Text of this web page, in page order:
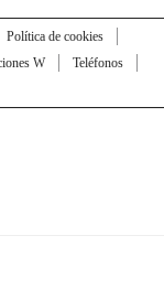
Política de cookies
W
Teléfonos